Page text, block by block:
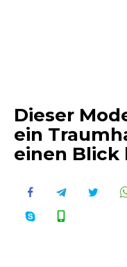
Dieser
ein
einen Blick